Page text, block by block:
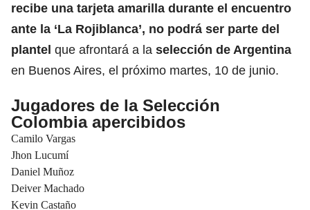
recibe una tarjeta amarilla durante el encuentro
ante la ‘La Rojiblanca’, no podrá ser parte del
plantel que afrontará a la selección de Argentina
en Buenos Aires, el próximo martes, 10 de junio.
Jugadores de la Selección
Colombia apercibidos
Camilo Vargas
Jhon Lucumí
Daniel Muñoz
Deiver Machado
Kevin Castaño